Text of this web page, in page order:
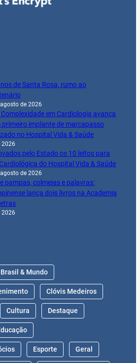
de Santa Rosa, rumo ao
de 2026
em Cardiologia avança
primeiro implante de marcapasso
no Hospital Vida & Saúde
2026
pelo Estado os 10 leitos para
do Hospital Vida & Saúde
de 2026
pampas, colmeias e palavras:
lança dois livros na Academia
2026
Brasil & Mundo
Clóvis Medeiros
Cultura Destaque
Esporte Geral